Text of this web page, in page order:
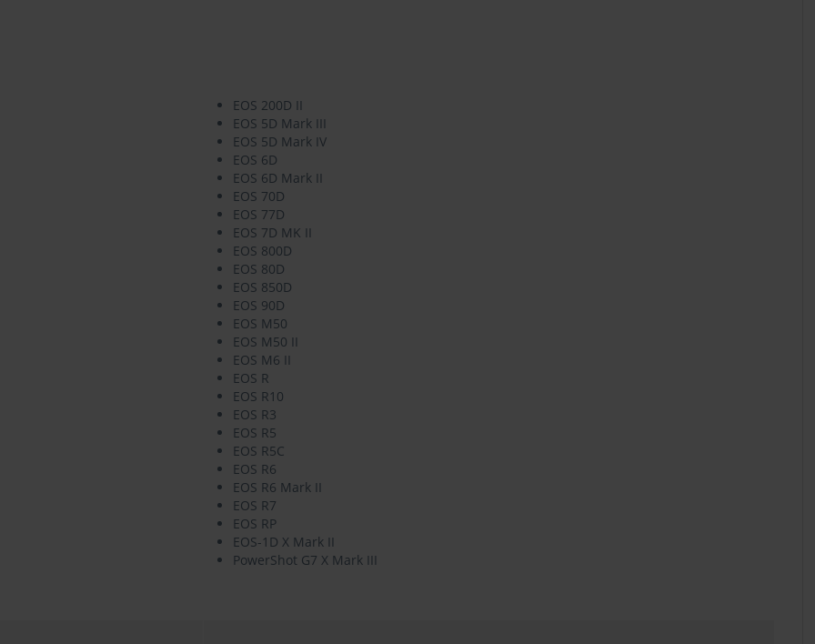
EOS 200D II
EOS 5D Mark III
EOS 5D Mark IV
EOS 6D
EOS 6D Mark II
EOS 70D
EOS 77D
EOS 7D MK II
EOS 800D
EOS 80D
EOS 850D
EOS 90D
EOS M50
EOS M50 II
EOS M6 II
EOS R
EOS R10
EOS R3
EOS R5
EOS R5C
EOS R6
EOS R6 Mark II
EOS R7
EOS RP
EOS-1D X Mark II
PowerShot G7 X Mark III